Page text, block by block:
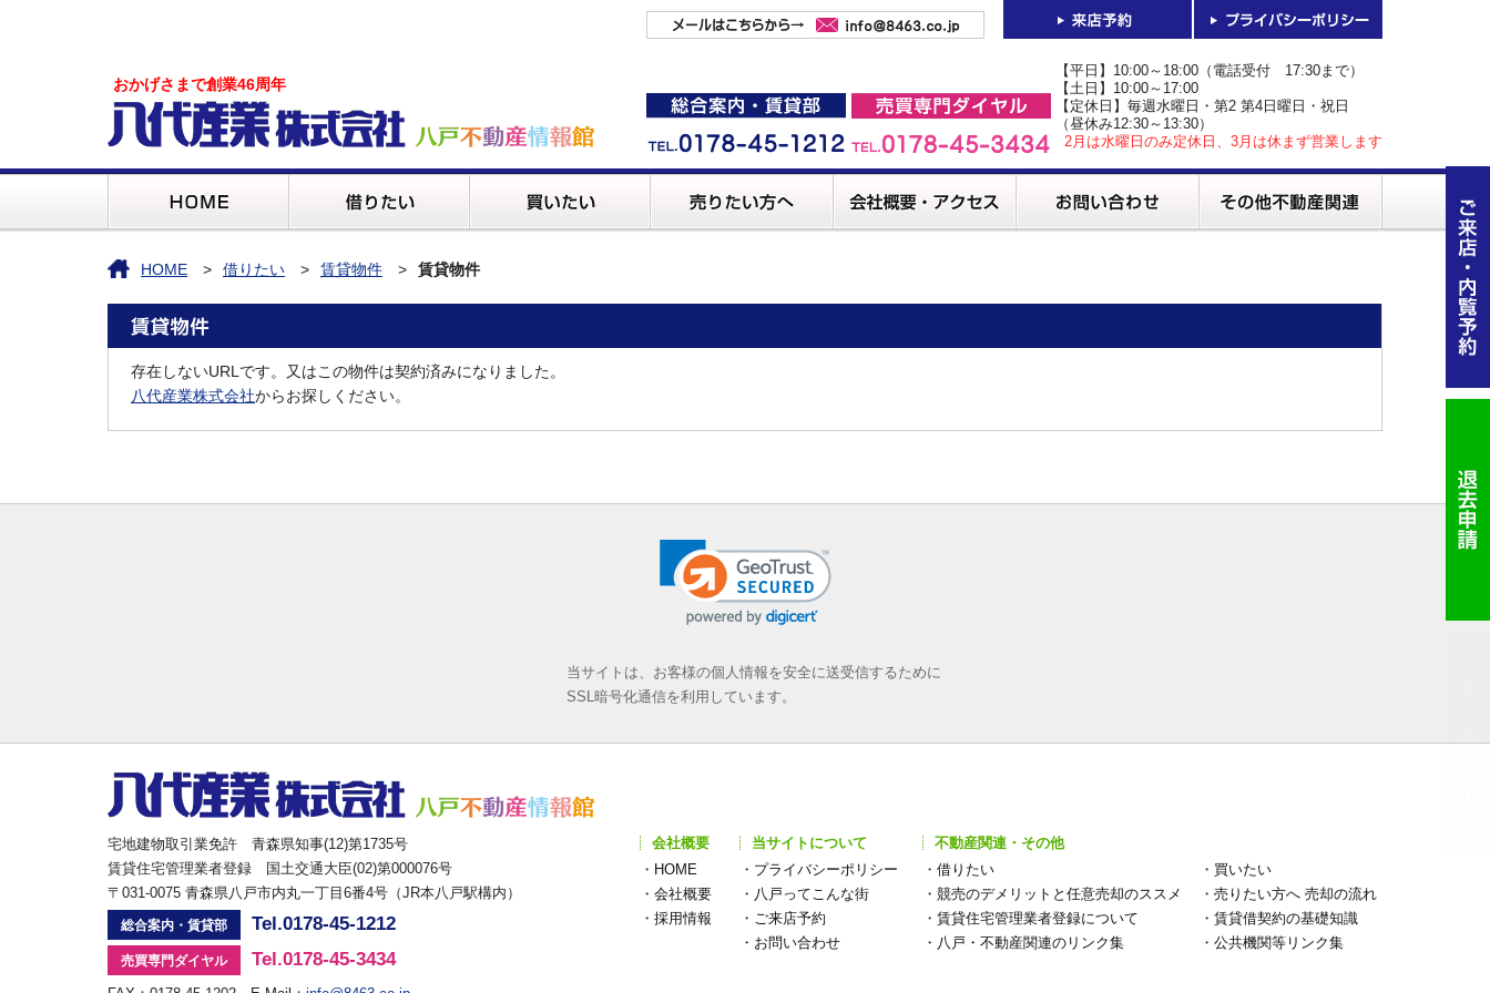
おかげさまで創業46周年
【平日】10:00～18:00（電話受付 17:30まで）
【土日】10:00～17:00
【定休日】毎週水曜日・第2 第4日曜日・祝日
（昼休み12:30～13:30）
2月は水曜日のみ定休日、3月は休まず営業します
HOME 借りたい 賃貸物件 賃貸物件
存在しないURLです。又はこの物件は契約済みになりました。
八代産業株式会社からお探しください。
当サイトは、お客様の個人情報を安全に送受信するために
SSL暗号化通信を利用しています。
宅地建物取引業免許 青森県知事(12)第1735号
賃貸住宅管理業者登録 国土交通大臣(02)第000076号
〒031-0075 青森県八戸市内丸一丁目6番4号（JR本八戸駅構内）
総合案内・賃貸部 Tel.0178-45-1212
売買専門ダイヤル Tel.0178-45-3434
会社概要
・ HOME
・ 会社概要
・ 採用情報
当サイトについて
・ プライバシーポリシー
・ 八戸ってこんな街
・ ご来店予約
・ お問い合わせ
不動産関連・その他
・ 借りたい ・ 買いたい
・ 競売のデメリットと任意売却のススメ ・ 売りたい方へ 売却の流れ
・ 賃貸住宅管理業者登録について ・ 賃貸借契約の基礎知識
・ 八戸・不動産関連のリンク集 ・ 公共機関等リンク集